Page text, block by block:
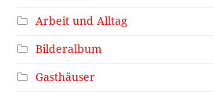
Arbeit und Alltag
Bilderalbum
Gasthäuser